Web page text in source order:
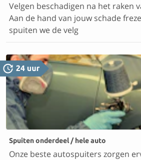
Velgen beschadigen na het raken
Aan de hand van jouw schade
spuiten we de velg
Spuiten onderdeel / hele auto
Onze beste autospuiters zorgen